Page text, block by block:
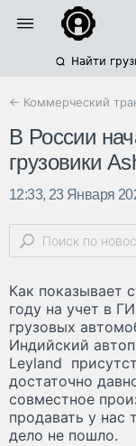
Найти
← Коммерческий
В России
грузовики
12:33, 23 Января
Как показывает
году на учет в
грузовых
Индийский
Leyland
достаточно
совместное
продавать у нас
дело не пошло.